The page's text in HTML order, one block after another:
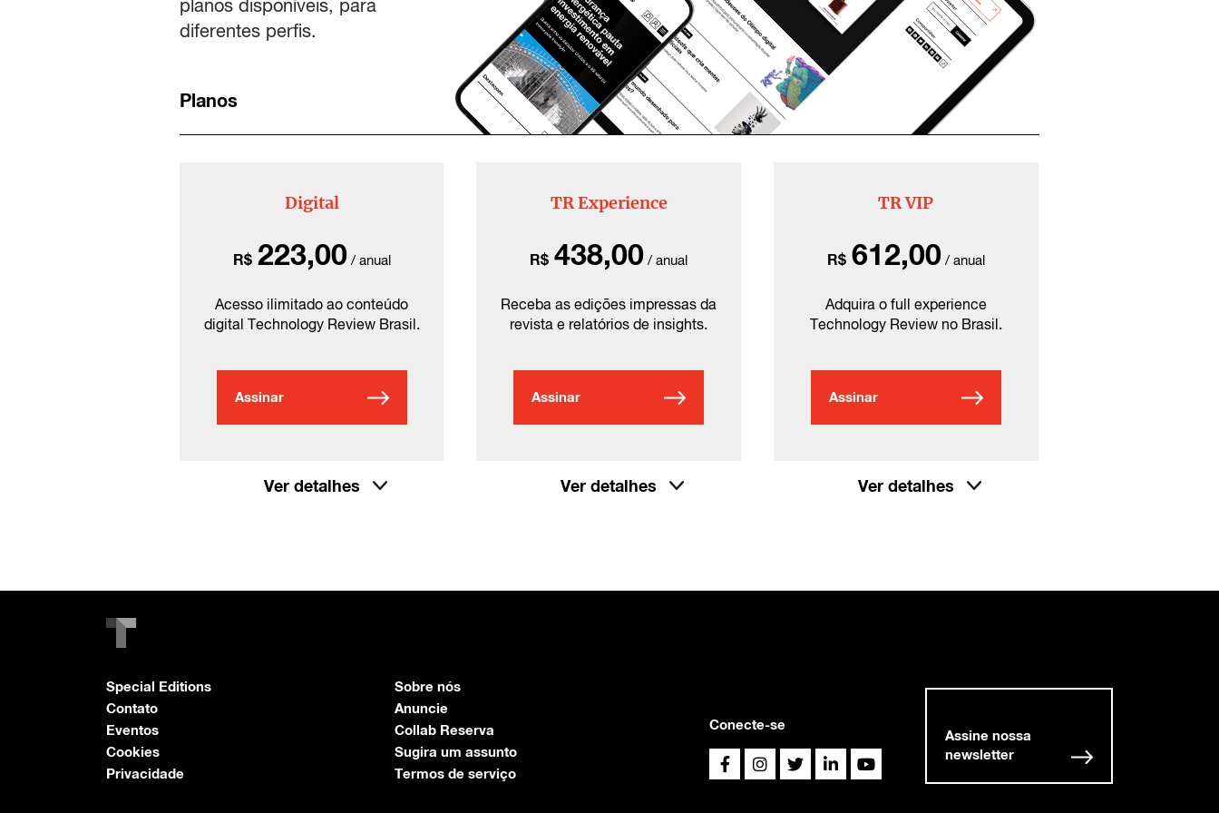
planos disponíveis, para
diferentes perfis.
Planos
Digital
R$ 223,00 / anual
Acesso ilimitado ao conteúdo
digital Technology Review Brasil.
Assinar
Ver detalhes
TR Experience
R$ 438,00 / anual
Receba as edições impressas da
revista e relatórios de insights.
Assinar
Ver detalhes
TR VIP
R$ 612,00 / anual
Adquira o full experience
Technology Review no Brasil.
Assinar
Ver detalhes
Special Editions
Sobre nós
Contato
Anuncie
Eventos
Collab Reserva
Cookies
Sugira um assunto
Privacidade
Termos de serviço
Conecte-se
Assine nossa
newsletter